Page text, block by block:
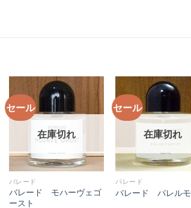
セール
在庫切れ
バレード
バレード モハーヴェゴ
ースト
セール
在庫切れ
バレード
バレード パレルモ